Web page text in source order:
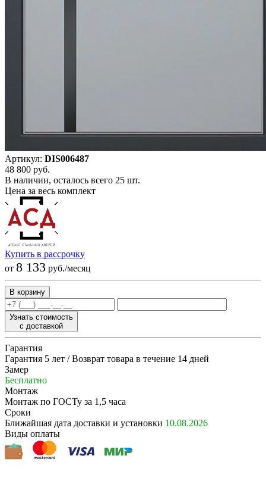
Артикул: DIS006487
48 800 руб.
В наличии, осталось всего 25 шт.
Цена за весь комплект
Купить в рассрочку
от 8 133 руб./месяц
Узнать стоимость
с доставкой
Гарантия
Гарантия 5 лет / Возврат товара в течение 14 дней
Замер
Бесплатно
Монтаж
Монтаж по ГОСТу за 1,5 часа
Сроки
Ближайшая дата доставки и установки 10.08.2026
Виды оплаты